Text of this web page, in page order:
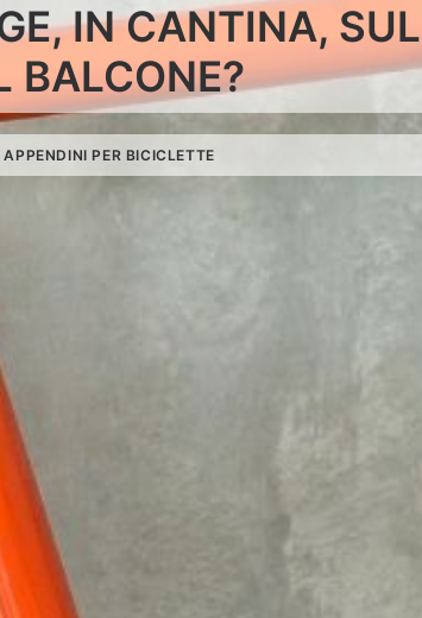
IN CANTINA,
BALCONE?
APPENDINI PER BICICLETTE